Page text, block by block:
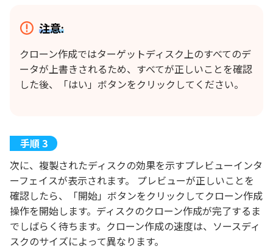
注意:
クローン作成ではターゲットディスク上のすべてのデ
ータが上書きされるため、すべてが正しいことを確認
した後、「はい」ボタンをクリックしてください。
次に、複製されたディスクの効果を示すプレビューインタ
ーフェイスが表示されます。 プレビューが正しいことを
確認したら、「開始」ボタンをクリックしてクローン作成
操作を開始します。ディスクのクローン作成が完了するま
でしばらく待ちます。クローン作成の速度は、ソースディ
スクのサイズによって異なります。